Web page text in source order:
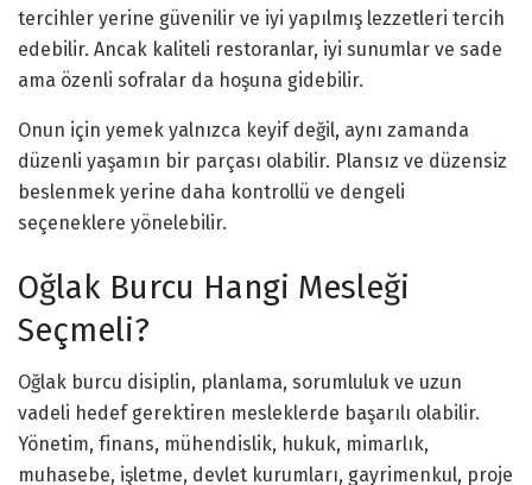
tercihler yerine güvenilir ve iyi yapılmış lezzetleri tercih
edebilir. Ancak kaliteli restoranlar, iyi sunumlar ve sade
ama özenli sofralar da hoşuna gidebilir.
Onun için yemek yalnızca keyif değil, aynı zamanda
düzenli yaşamın bir parçası olabilir. Plansız ve düzensiz
beslenmek yerine daha kontrollü ve dengeli
seçeneklere yönelebilir.
Oğlak Burcu Hangi Mesleği
Seçmeli?
Oğlak burcu disiplin, planlama, sorumluluk ve uzun
vadeli hedef gerektiren mesleklerde başarılı olabilir.
Yönetim, finans, mühendislik, hukuk, mimarlık,
muhasebe, işletme, devlet kurumları, gayrimenkul, proje